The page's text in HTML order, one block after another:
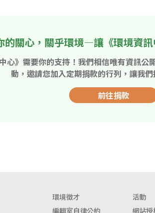
的關心，關乎環境—讓《環境資
心》需要你的支持！我們相信唯有資訊
動，邀請您加入定期捐款的行列，讓我
前往捐款
環境徵才
活動
編輯室自律公約
網站